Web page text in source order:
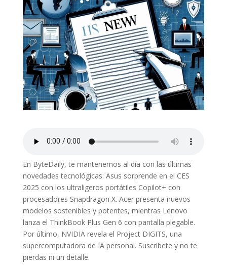
En ByteDaily, te mantenemos al día con las últimas
novedades tecnológicas: Asus sorprende en el CES
2025 con los ultraligeros portátiles Copilot+ con
procesadores Snapdragon X. Acer presenta nuevos
modelos sostenibles y potentes, mientras Lenovo
lanza el ThinkBook Plus Gen 6 con pantalla plegable.
Por último, NVIDIA revela el Project DIGITS, una
supercomputadora de IA personal. Suscríbete y no te
pierdas ni un detalle.